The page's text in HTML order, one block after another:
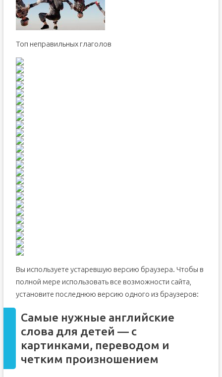
Топ неправильных глаголов
Вы используете устаревшую версию браузера. Чтобы в
полной мере использовать все возможности сайта,
установите последнюю версию одного из браузеров:
Самые нужные английские
слова для детей — с
картинками, переводом и
четким произношением